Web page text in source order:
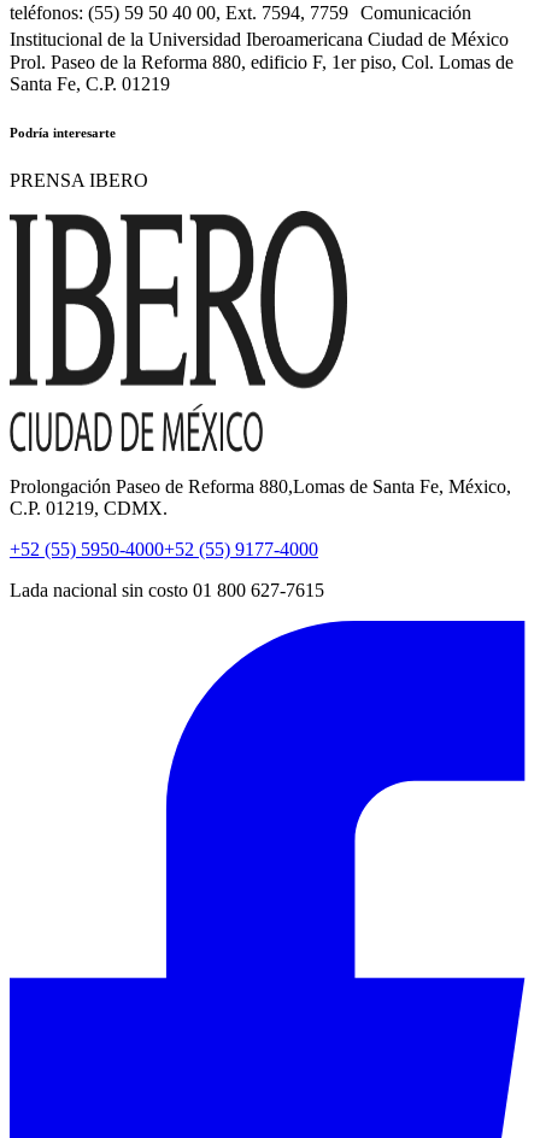
teléfonos: (55) 59 50 40 00, Ext. 7594, 7759 Comunicación
Institucional de la Universidad Iberoamericana Ciudad de México
Prol. Paseo de la Reforma 880, edificio F, 1er piso, Col. Lomas de
Santa Fe, C.P. 01219
Podría interesarte
PRENSA IBERO
Prolongación Paseo de Reforma 880,Lomas de Santa Fe, México,
C.P. 01219, CDMX.
+52 (55) 5950-4000+52 (55) 9177-4000
Lada nacional sin costo 01 800 627-7615